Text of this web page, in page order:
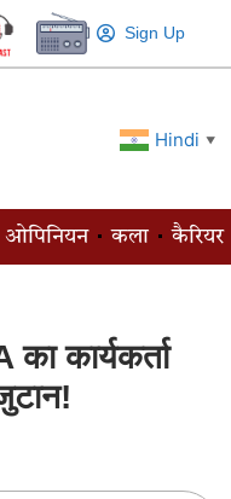
Sign Up
Hindi ▼
ओपिनियन कला कैरियर
कार्यकर्ता